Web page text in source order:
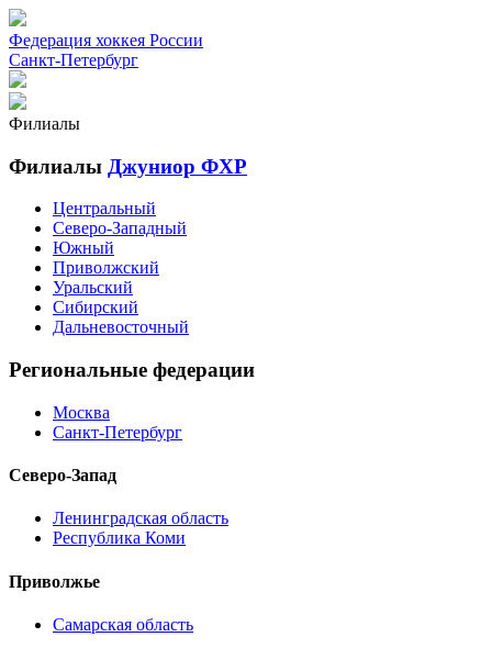
Федерация хоккея России
Санкт-Петербург
Филиалы
Филиалы Джуниор ФХР
Центральный
Северо-Западный
Южный
Приволжский
Уральский
Сибирский
Дальневосточный
Региональные федерации
Москва
Санкт-Петербург
Северо-Запад
Ленинградская область
Республика Коми
Приволжье
Самарская область